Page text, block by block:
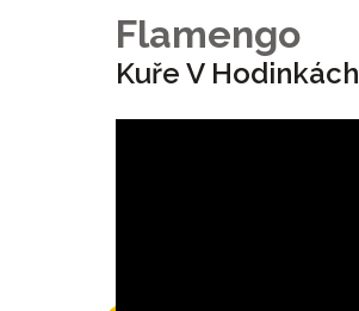
Flamengo
Kuře V Hodinkách